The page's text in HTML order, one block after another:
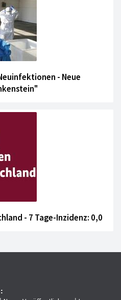
- Neue
- 7 Tage-Inzidenz: 0,0